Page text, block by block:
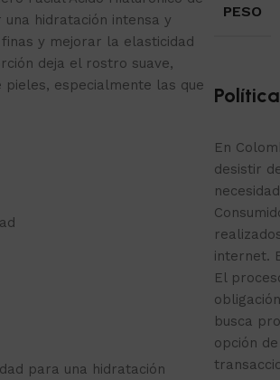
una hidratación intensa y
y mejorar la elasticidad
deja el rostro suave,
especialmente las que
para una hidratación
PESO
En
desistir
internet.
El
busca
opción